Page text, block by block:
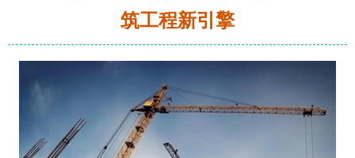
筑工程新引擎